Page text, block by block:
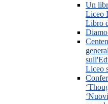
Un
Liceo
Libro
Liceo